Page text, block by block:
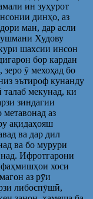
ин зуҳурот
динҳо, аз
ман, дар асли
Худову
шахсии инсон
бор кардан
ӯ мехоҳад бо
эътироф кунанду
мекунад, ки
зиндагии
аз
ақидаҳояш
ва дар дил
ва бо мурури
Ифротгарони
хоси
аз рӯи
либоспӯшӣ,